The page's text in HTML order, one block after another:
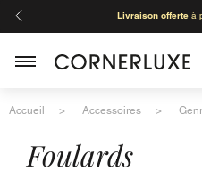
Livraison offerteà
Accueil Accessoires
foulards